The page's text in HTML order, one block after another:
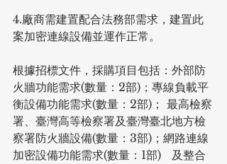
4.廠商需建置配合法務部需求，建置此
案加密連線設備並運作正常。
根據招標文件，採購項目包括：外部防
火牆功能需求(數量：2部)；專線負載平
衡設備功能需求(數量：2部)； 最高檢察
署、臺灣高等檢察署及臺灣臺北地方檢
察署防火牆設備(數量：3部)；網路連線
加密設備功能需求(數量：1部)   及整合